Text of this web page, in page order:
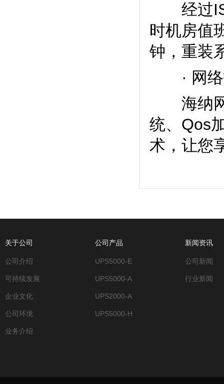
经过
时机房值
钟，重装
· 网络
海纳网
统、Qos
术，让您
关于公司
公司介绍
可持续发展
企业文化
公司环境
业务介绍
公司产品
UPS5000-E
UPS5000-A
UPS2000-A
UPS5000-H
新闻资讯
公司新闻
行业新闻